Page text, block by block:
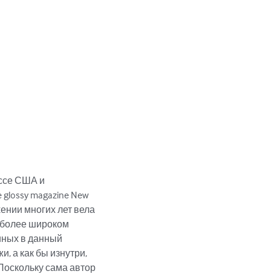
США и
glossy magazine New
многих лет вела
широком
в данный
а как бы изнутри,
сама автор